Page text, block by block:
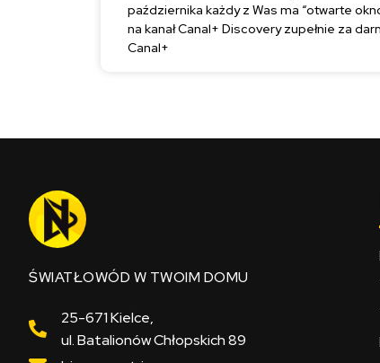
października każdy z Was ma “otwarte
na kanał Canal+ Discovery zupełnie za
Canal+
ŚWIATŁOWÓD W TWOIM DOMU
25-671 Kielce,
ul. Batalionów Chłopskich 89